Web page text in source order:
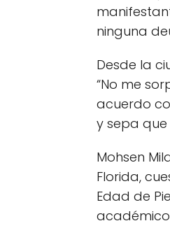
ninguna
Desde la
“No me
acuerdo
y sepa
Mohsen
Florida,
Edad de